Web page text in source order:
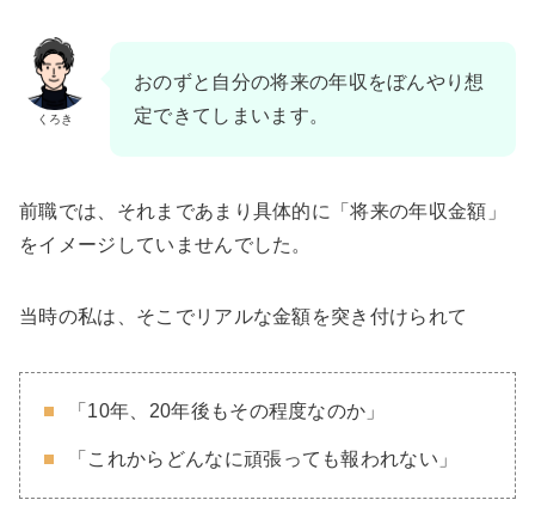
くろき
おのずと自分の将来の年収をぼんやり想
定できてしまいます。
前職では、それまであまり具体的に「将来の年収金額」
をイメージしていませんでした。
当時の私は、そこでリアルな金額を突き付けられて
「10年、20年後もその程度なのか」
「これからどんなに頑張っても報われない」